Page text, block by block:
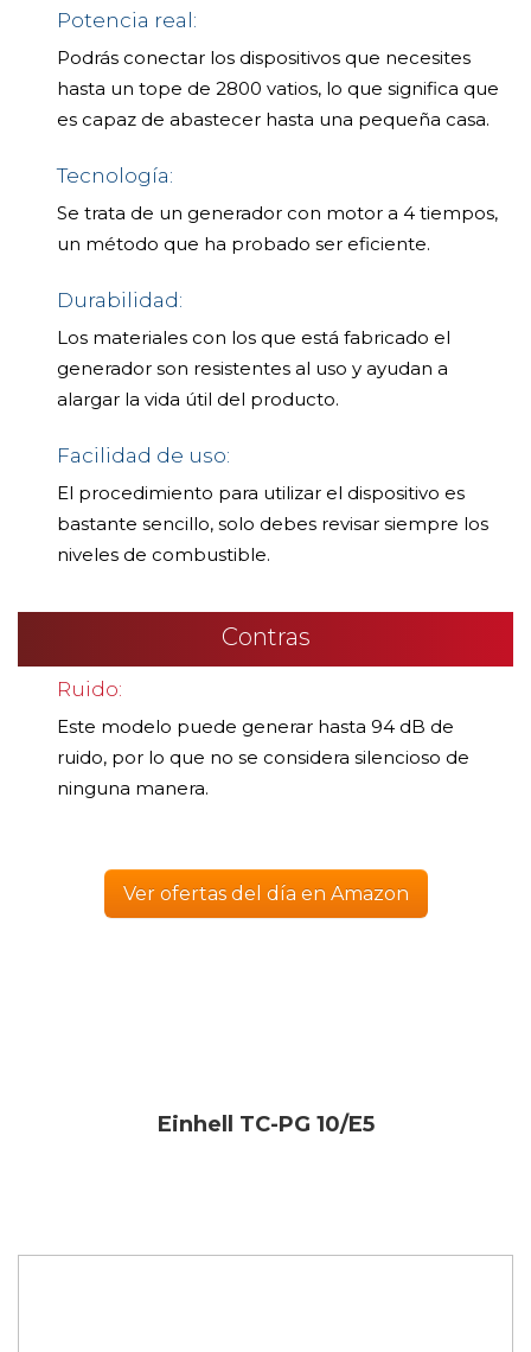
Potencia real:
Podrás conectar los dispositivos que necesites
hasta un tope de 2800 vatios, lo que significa que
es capaz de abastecer hasta una pequeña casa.
Tecnología:
Se trata de un generador con motor a 4 tiempos,
un método que ha probado ser eficiente.
Durabilidad:
Los materiales con los que está fabricado el
generador son resistentes al uso y ayudan a
alargar la vida útil del producto.
Facilidad de uso:
El procedimiento para utilizar el dispositivo es
bastante sencillo, solo debes revisar siempre los
niveles de combustible.
Contras
Ruido:
Este modelo puede generar hasta 94 dB de
ruido, por lo que no se considera silencioso de
ninguna manera.
Ver ofertas del día en Amazon
Einhell TC-PG 10/E5